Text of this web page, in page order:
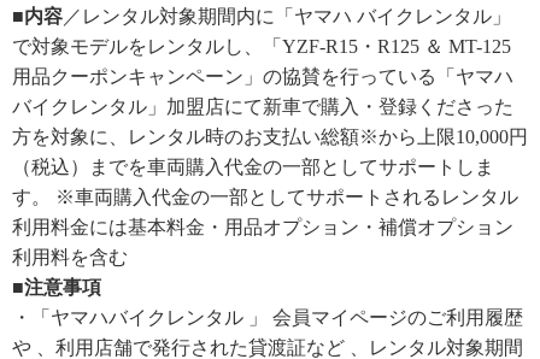
■内容 ／レンタル対象期間内に「ヤマハ バイクレンタル」
で対象モデルをレンタルし、「YZF-R15・R125 ＆ MT-125
用品クーポンキャンペーン」の協賛を行っている「ヤマハ
バイクレンタル」加盟店にて新車で購入・登録くださった
方を対象に、レンタル時のお支払い総額※から上限10,000円
（税込）までを車両購入代金の一部としてサポートしま
す。 ※車両購入代金の一部としてサポートされるレンタル
利用料金には基本料金・用品オプション・補償オプション
利用料を含む
■注意事項
・「ヤマハバイクレンタル 」 会員マイページのご利用履歴
や 、利用店舗で発行された貸渡証など 、レンタル対象期間